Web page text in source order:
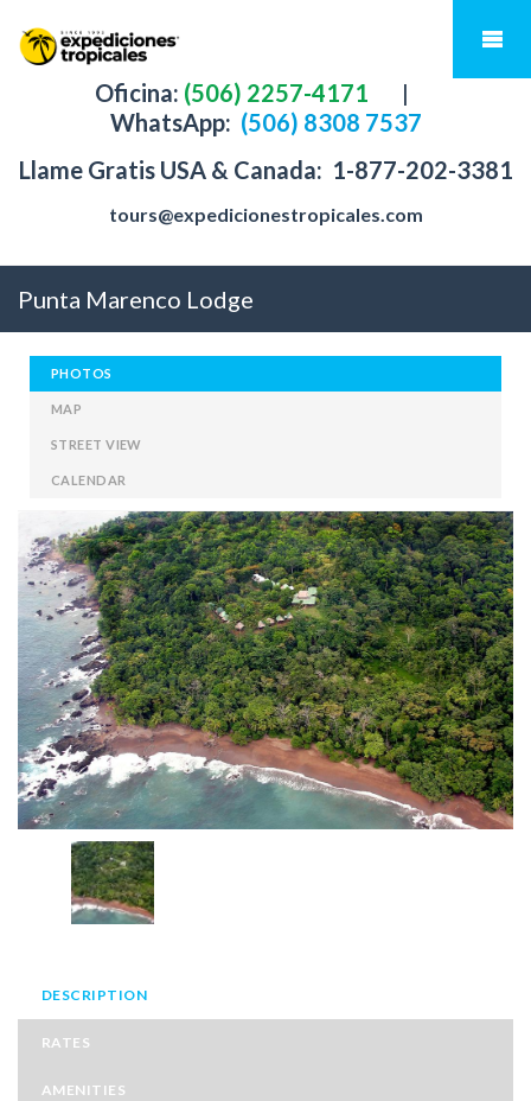
Oficina: (506) 2257-4171
|
WhatsApp: (506) 8308 7537
Llame Gratis USA & Canada: 1-877-202-3381
tours@expedicionestropicales.com
Punta Marenco Lodge
PHOTOS
MAP
STREET VIEW
CALENDAR
DESCRIPTION
RATES
AMENITIES